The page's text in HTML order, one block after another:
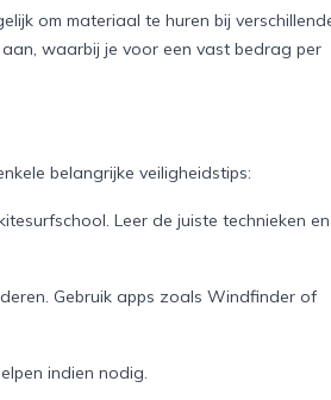
om materiaal te huren bij
waarbij je voor een vast bedrag per
belangrijke veiligheidstips:
Leer de juiste technieken en
Gebruik apps zoals Windfinder of
indien nodig.